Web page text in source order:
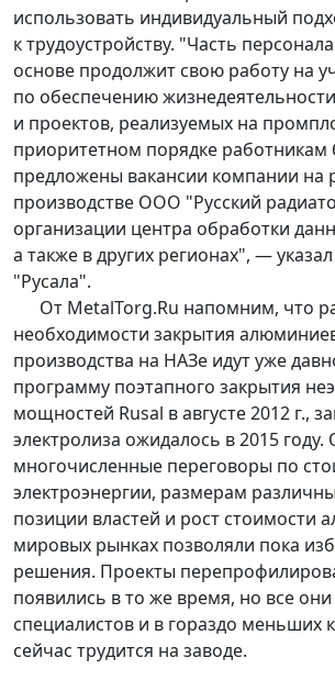
использовать индивидуальный
к трудоустройству. "Часть
основе продолжит свою работу на
по обеспечению
и проектов, реализуемых на
приоритетном порядке работникам
предложены вакансии компании на
производстве ООО "Русский
организации центра обработки
а также в других регионах", —
"Русала".
От MetalTorg.Ru напомним, что
необходимости закрытия
производства на НАЗе идут уже
программу поэтапного закрытия
мощностей Rusal в августе 2012 г.,
электролиза ожидалось в 2015 году.
многочисленные переговоры по
электроэнергии, размерам
позиции властей и рост стоимости
мировых рынках позволяли пока
решения. Проекты
появились в то же время, но все
специалистов и в гораздо меньших
сейчас трудится на заводе.